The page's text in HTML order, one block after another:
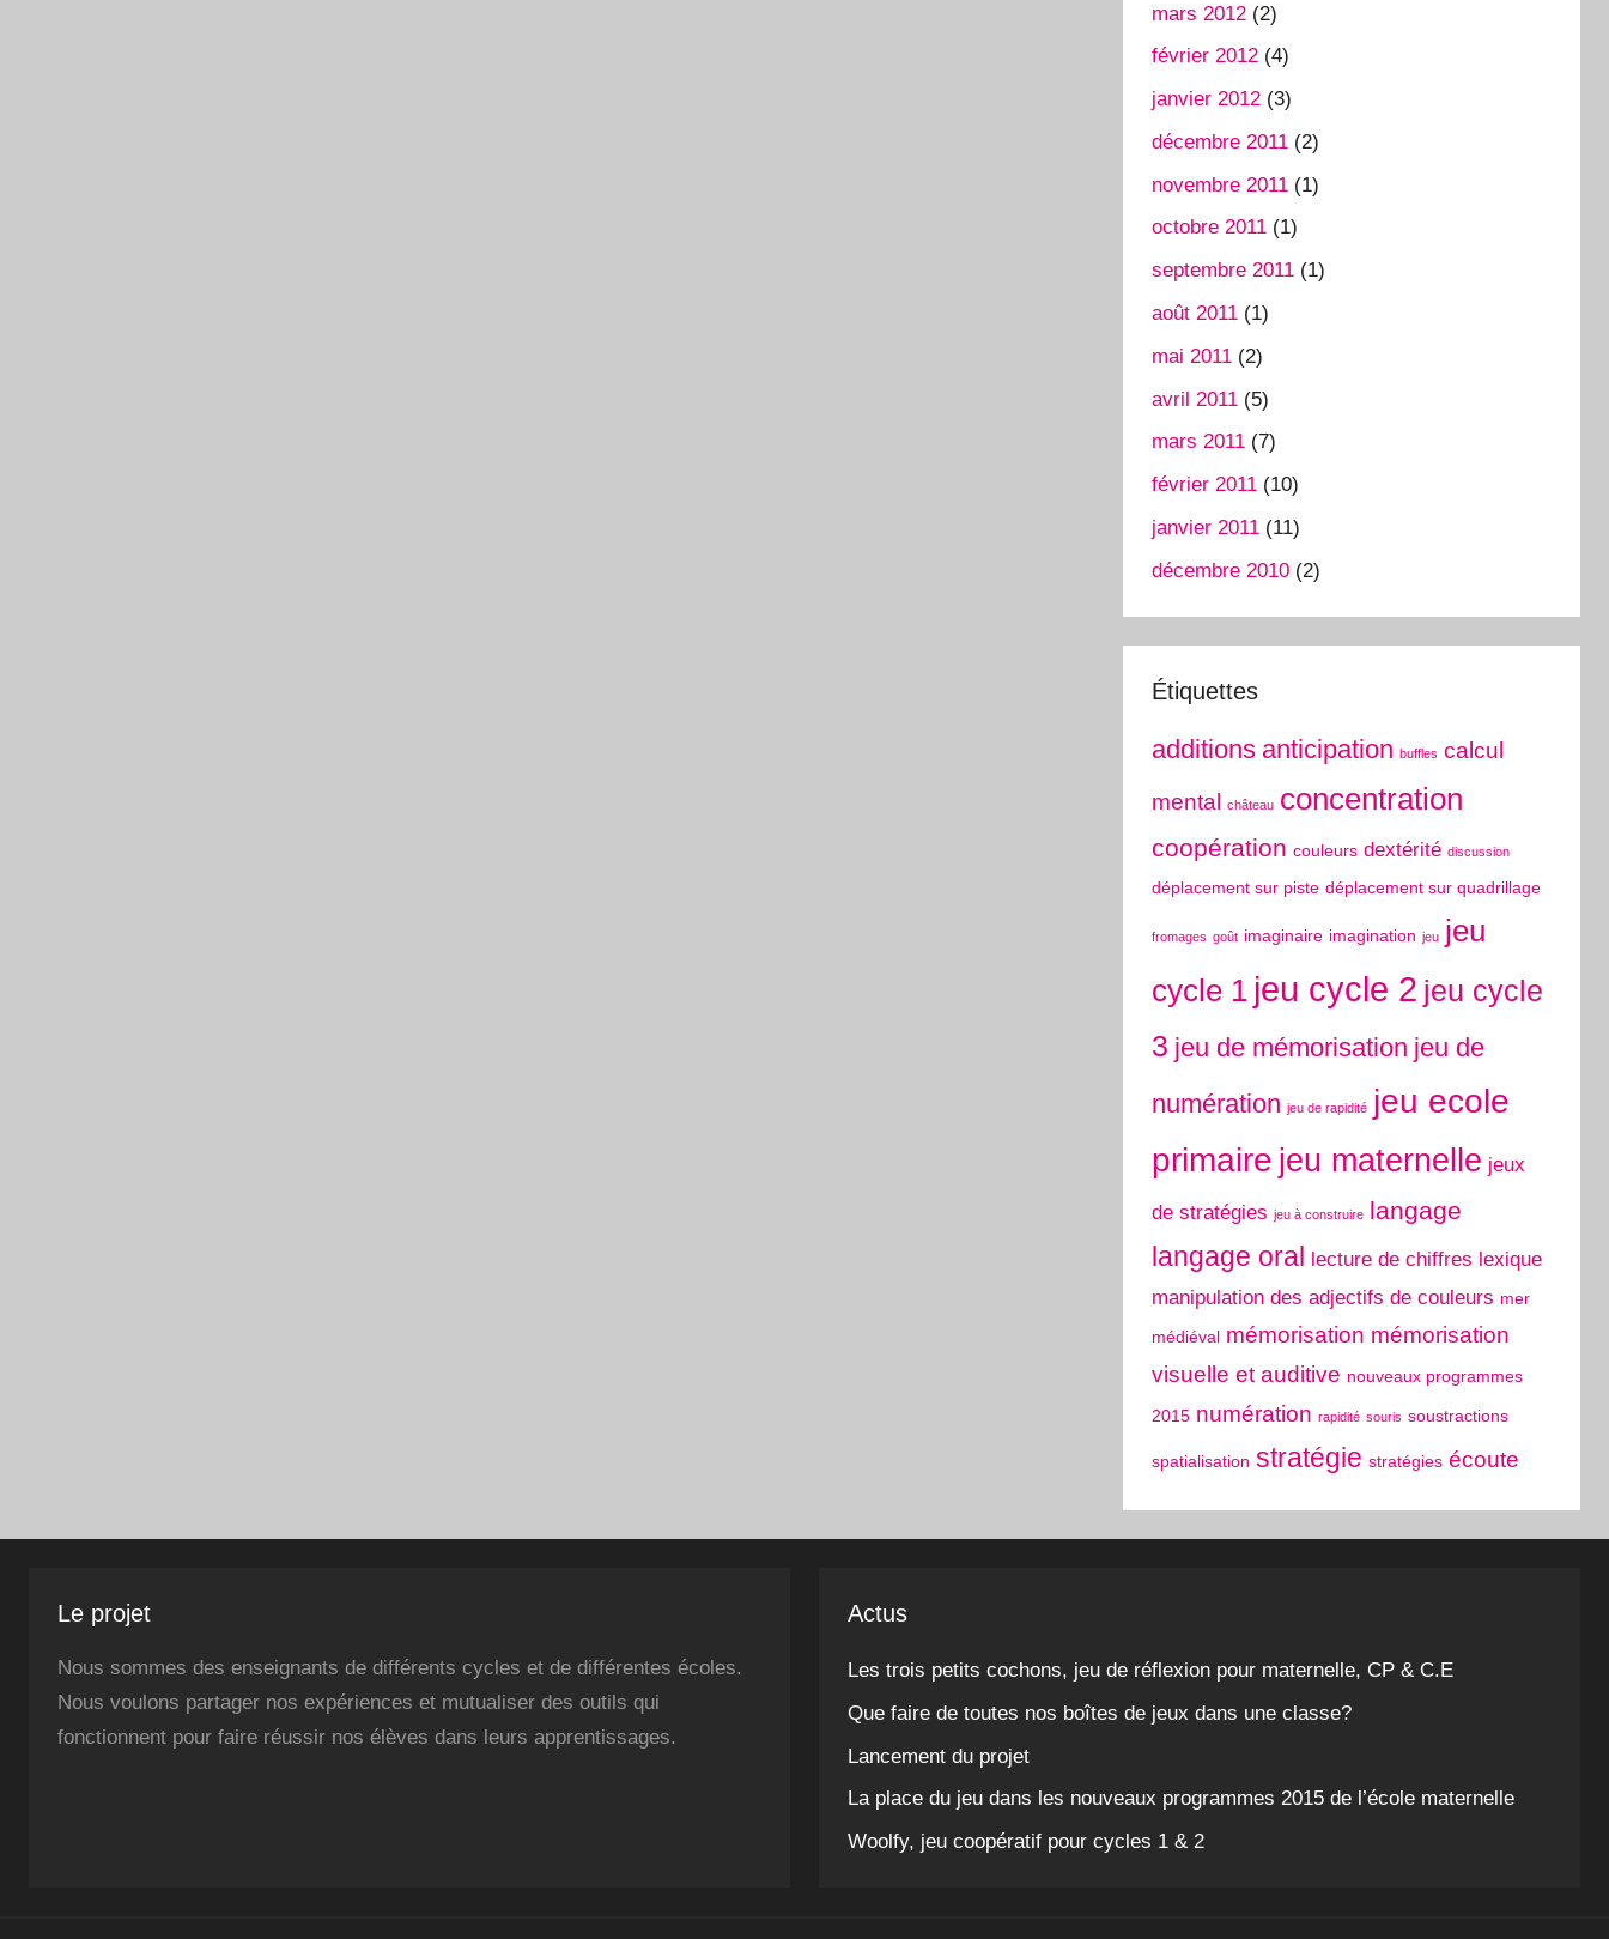
mars 2012 (2)
février 2012 (4)
janvier 2012 (3)
décembre 2011 (2)
novembre 2011 (1)
octobre 2011 (1)
septembre 2011 (1)
août 2011 (1)
mai 2011 (2)
avril 2011 (5)
mars 2011 (7)
février 2011 (10)
janvier 2011 (11)
décembre 2010 (2)
Étiquettes
additions anticipation buffles calcul
mental château concentration
coopération couleurs dextérité discussion
déplacement sur piste déplacement sur quadrillage
fromages goût imaginaire imagination jeu jeu
cycle 1 jeu cycle 2 jeu cycle
3 jeu de mémorisation jeu de
numération jeu de rapidité jeu ecole
primaire jeu maternelle jeux
de stratégies jeu à construire langage
langage oral lecture de chiffres lexique
manipulation des adjectifs de couleurs mer
médiéval mémorisation mémorisation
visuelle et auditive nouveaux programmes
2015 numération rapidité souris soustractions
spatialisation stratégie stratégies écoute
Le projet
Nous sommes des enseignants de différents cycles et de différentes écoles.
Nous voulons partager nos expériences et mutualiser des outils qui
fonctionnent pour faire réussir nos élèves dans leurs apprentissages.
Actus
Les trois petits cochons, jeu de réflexion pour maternelle, CP & C.E
Que faire de toutes nos boîtes de jeux dans une classe?
Lancement du projet
La place du jeu dans les nouveaux programmes 2015 de l’école maternelle
Woolfy, jeu coopératif pour cycles 1 & 2